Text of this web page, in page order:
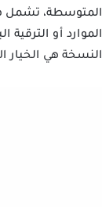
المتوسطة، تشمل
الموارد أو
النسخة هي الخيار